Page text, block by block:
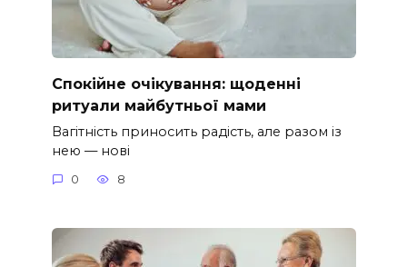
Спокійне очікування: щоденні
ритуали майбутньої мами
Вагітність приносить радість, але разом із
нею — нові
0 8